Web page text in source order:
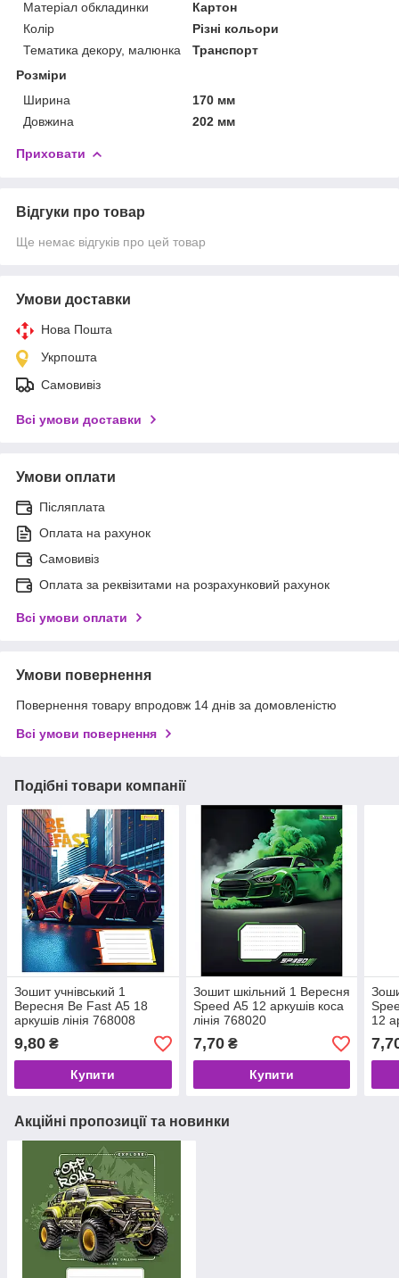
Матеріал обкладинки
Картон
Колір
Різні кольори
Тематика декору, малюнка
Транспорт
Розміри
Ширина
170 мм
Довжина
202 мм
Приховати
Відгуки про товар
Ще немає відгуків про цей товар
Умови доставки
Нова Пошта
Укрпошта
Самовивіз
Всі умови доставки
Умови оплати
Післяплата
Оплата на рахунок
Самовивіз
Оплата за реквізитами на розрахунковий рахунок
Всі умови оплати
Умови повернення
Повернення товару впродовж 14 днів за домовленістю
Всі умови повернення
Подібні товари компанії
Зошит учнівський 1
Вересня Be Fast А5 18
аркушів лінія 768008
9,80 ₴
Купити
Зошит шкільний 1 Вересня
Speed А5 12 аркушів коса
лінія 768020
7,70₴
Купити
12
Акційні пропозиції та новинки